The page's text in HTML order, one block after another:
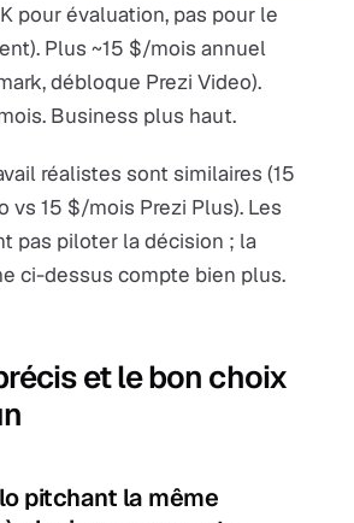
pour évaluation, pas pour le
Plus ~15 $/mois annuel
débloque Prezi Video).
Business plus haut.
réalistes sont similaires (15
vs 15 $/mois Prezi Plus). Les
pas piloter la décision ; la
ci-dessus compte bien plus.
et le bon choix
pitchant la même